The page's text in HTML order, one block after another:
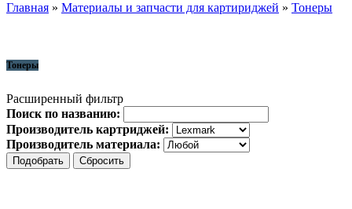
Главная » Материалы и запчасти для картириджей » Тонеры
Тонеры
Расширенный фильтр
Поиск по названию:
Производитель картриджей:
Производитель материала: